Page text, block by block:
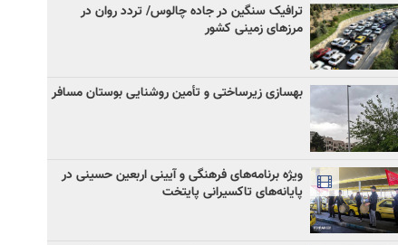
ترافیک سنگین در جاده چالوس/ تردد روان در
مرزهای زمینی کشور
بهسازی زیرساختی و تأمین روشنایی بوستان مسافر
ویژه برنامه‌های فرهنگی و آیینی اربعین حسینی در
پایانه‌های تاکسیرانی پایتخت